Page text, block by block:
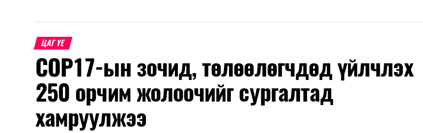
ЦАГ ҮЕ
COP17-ын зочид, төлөөлөгчдөд үйлчлэх
250 орчим жолоочийг сургалтад
хамруулжээ